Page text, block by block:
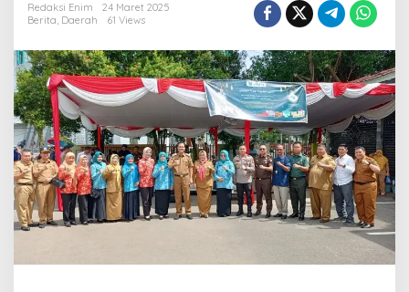
a
r
a
E
i
m
G
e
l
a
e
Redaksi Enim
24 Maret 2025
Berita, Daerah 61 Views